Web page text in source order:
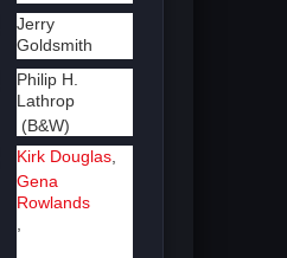
Jerry
Goldsmith
Philip H.
Lathrop
(B&W)
Kirk Douglas
Gena
Rowlands